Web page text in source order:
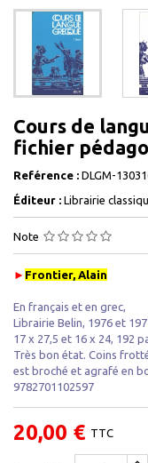
Cours de
fichier
Reférence : DLGM-
Éditeur : Librairie
Note
► Frontier, Alain
En français et en grec,
Librairie Belin, 1976 et
17 x 27,5 et 16 x 24, 192
Très bon état. Coins
est broché et agrafé en
9782701102597
20,00 € TTC